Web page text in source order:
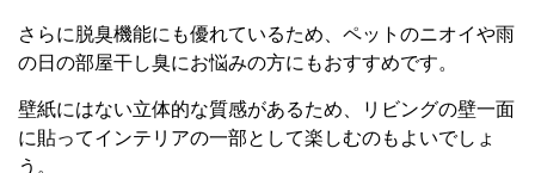
さらに脱臭機能にも優れているため、ペットのニオイや雨
の日の部屋干し臭にお悩みの方にもおすすめです。
壁紙にはない立体的な質感があるため、リビングの壁一面
に貼ってインテリアの一部として楽しむのもよいでしょ
う。